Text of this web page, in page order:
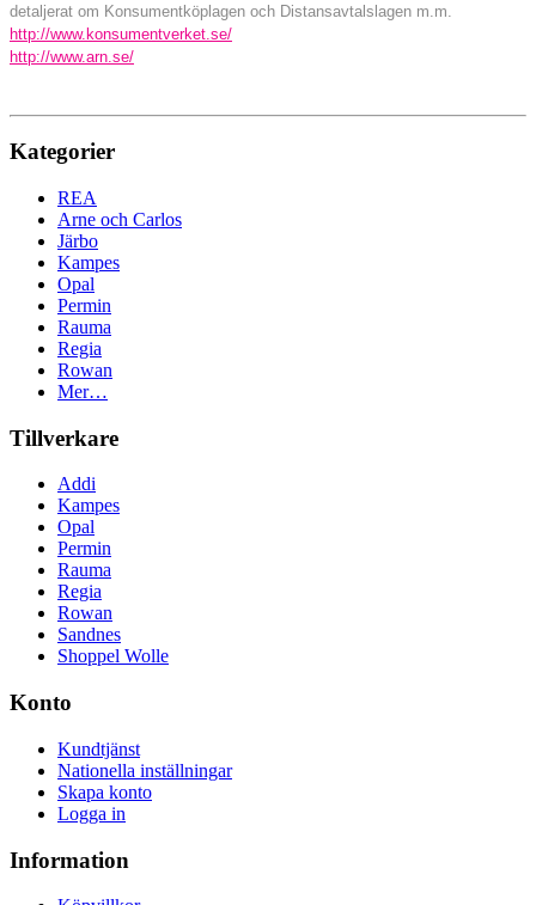
detaljerat om Konsumentköplagen och Distansavtalslagen m.m.
http://www.konsumentverket.se/
http://www.arn.se/
Kategorier
REA
Arne och Carlos
Järbo
Kampes
Opal
Permin
Rauma
Regia
Rowan
Mer…
Tillverkare
Addi
Kampes
Opal
Permin
Rauma
Regia
Rowan
Sandnes
Shoppel Wolle
Konto
Kundtjänst
Nationella inställningar
Skapa konto
Logga in
Information